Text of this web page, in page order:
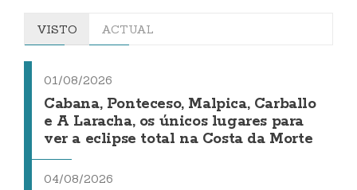
VISTO ACTUAL
01/08/2026
Cabana, Ponteceso, Malpica, Carballo
e A Laracha, os únicos lugares para
ver a eclipse total na Costa da Morte
04/08/2026